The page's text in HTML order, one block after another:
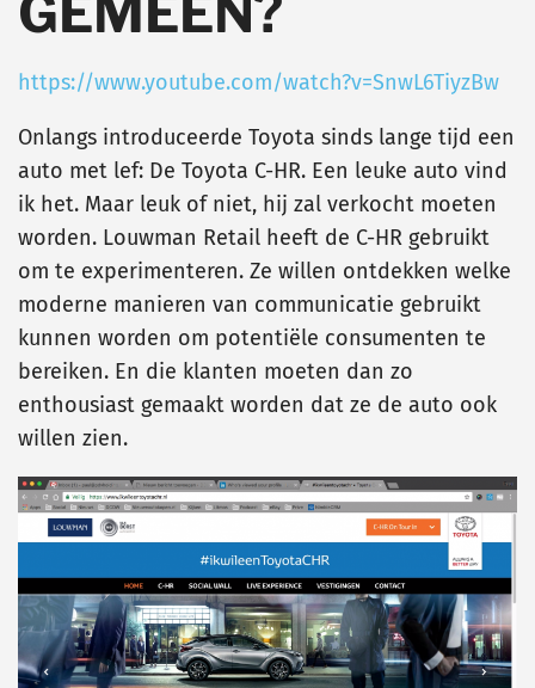
https://www.youtube.com/watch?v=SnwL6TiyzBw
Onlangs introduceerde Toyota sinds lange tijd een
auto met lef: De Toyota C-HR. Een leuke auto vind
ik het. Maar leuk of niet, hij zal verkocht moeten
worden. Louwman Retail heeft de C-HR gebruikt
om te experimenteren. Ze willen ontdekken welke
moderne manieren van communicatie gebruikt
kunnen worden om potentiële consumenten te
bereiken. En die klanten moeten dan zo
enthousiast gemaakt worden dat ze de auto ook
willen zien.